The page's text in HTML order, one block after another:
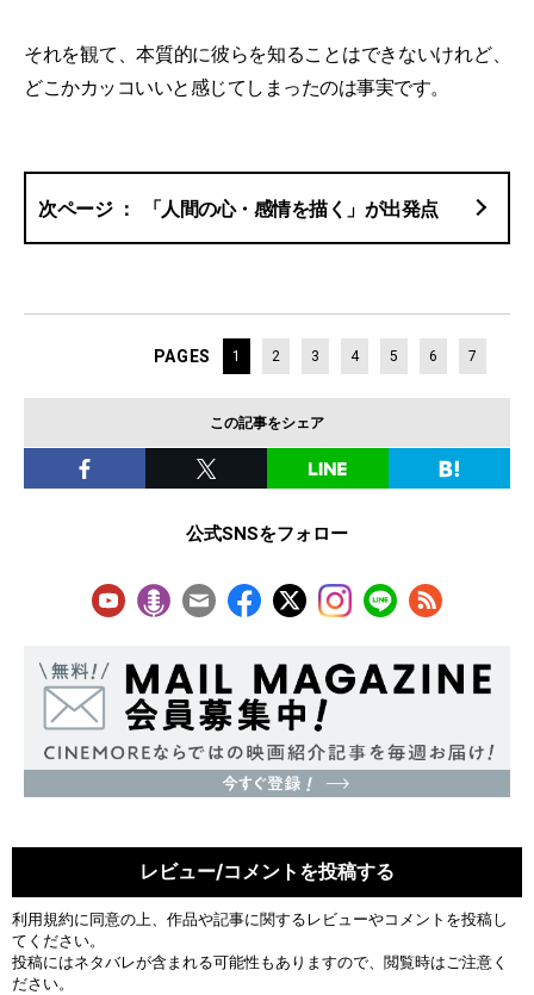
それを観て、本質的に彼らを知ることはできないけれど、
どこかカッコいいと感じてしまったのは事実です。
「人間の心・感情を描く」が出発点
PAGES 1 2 3 4 5 6 7
この記事をシェア
公式SNSをフォロー
レビュー/コメントを投稿する
利用規約に同意の上、作品や記事に関するレビューやコメントを投稿し
てください。
投稿にはネタバレが含まれる可能性もありますので、閲覧時はご注意く
ださい。